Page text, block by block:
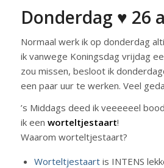
Donderdag ♥ 26
Normaal werk ik op donderdag
ik vanwege Koningsdag vrijdag
zou missen, besloot ik
een paar uur te werken. Veel
’s Middags deed ik veeeeeel
ik een worteltjestaart!
Waarom worteltjestaart?
Worteltjestaartis INTENS